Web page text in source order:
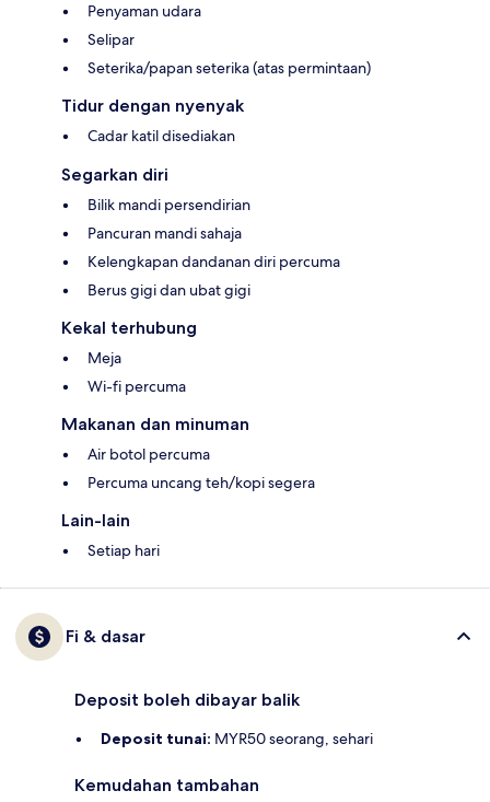
Penyaman udara
Selipar
Seterika/papan seterika (atas permintaan)
Tidur dengan nyenyak
Cadar katil disediakan
Segarkan diri
Bilik mandi persendirian
Pancuran mandi sahaja
Kelengkapan dandanan diri percuma
Berus gigi dan ubat gigi
Kekal terhubung
Meja
Wi-fi percuma
Makanan dan minuman
Air botol percuma
Percuma uncang teh/kopi segera
Lain-lain
Setiap hari
Fi & dasar
Deposit boleh dibayar balik
Deposit tunai: MYR50 seorang, sehari
Kemudahan tambahan